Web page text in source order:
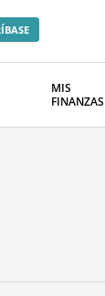
MIS
FINANZAS